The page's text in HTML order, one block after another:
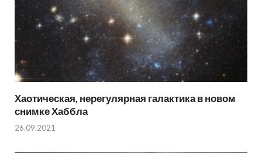
Хаотическая, нерегулярная галактика в новом
снимке Хаббла
26.09.2021